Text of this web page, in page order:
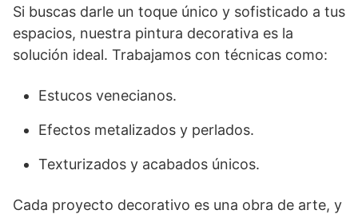
Si buscas darle un toque único y sofisticado a tus
espacios, nuestra pintura decorativa es la
solución ideal. Trabajamos con técnicas como:
Estucos venecianos.
Efectos metalizados y perlados.
Texturizados y acabados únicos.
Cada proyecto decorativo es una obra de arte, y